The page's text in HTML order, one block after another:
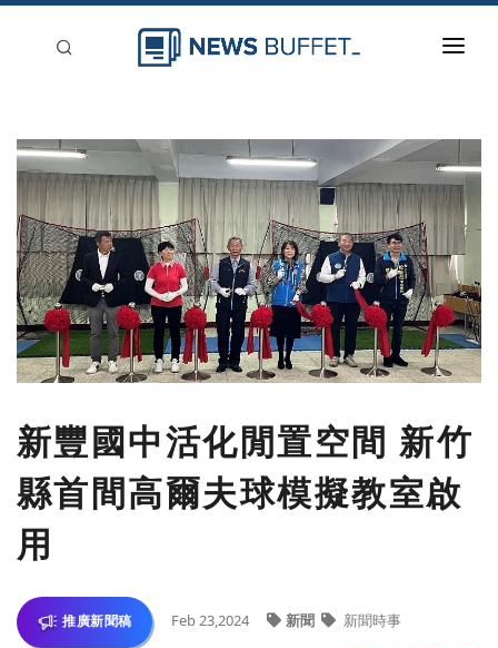
新聞稿分類
登入
刊登
新豐國中活化閒置空間 新竹
縣首間高爾夫球模擬教室啟
用
推廣新聞稿 Feb 23,2024 新聞 新聞時事